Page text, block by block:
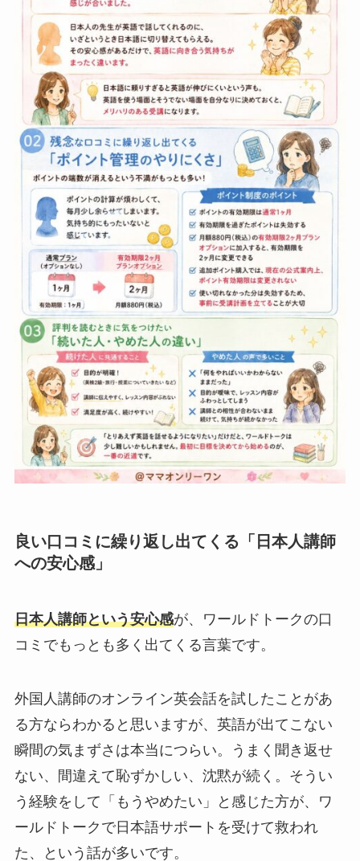
良い口コミに繰り返し出てくる「日本人講師
への安心感」
日本人講師という安心感が、ワールドトークの口
コミでもっとも多く出てくる言葉です。
外国人講師のオンライン英会話を試したことがあ
る方ならわかると思いますが、英語が出てこない
瞬間の気まずさは本当につらい。うまく聞き返せ
ない、間違えて恥ずかしい、沈黙が続く。そうい
う経験をして「もうやめたい」と感じた方が、ワ
ールドトークで日本語サポートを受けて救われ
た、という話が多いです。